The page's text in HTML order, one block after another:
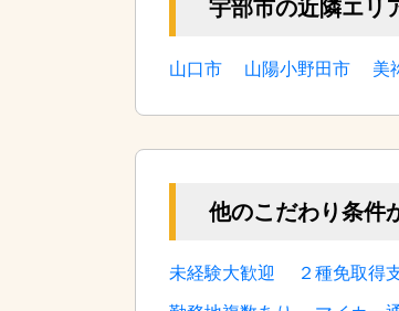
宇部市の近隣エリ
山口市 山陽小野田市 美
他のこだわり条件